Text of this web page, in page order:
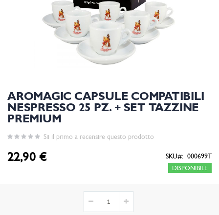
AROMAGIC CAPSULE COMPATIBILI
NESPRESSO 25 PZ. + SET TAZZINE
PREMIUM
Sii il primo a recensire questo prodotto
22,90 €
DISPONIBILE
SKU 000699T